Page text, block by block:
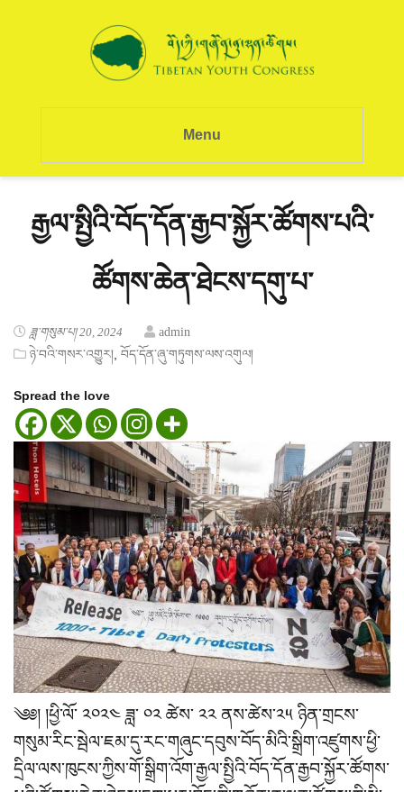
Menu
རྒྱལ་སྤྱིའི་བོད་དོན་རྒྱབ་སྐྱོར་ཚོགས་པའི་
ཚོགས་ཆེན་ཐེངས་དགུ་པ་
ཟླ་གསུམ་པ། 20, 2024
admin
ཉེ་བའི་གསར་འགྱུར། བོད་དོན་ཞུ་གཏུགས་ལས་འགུལ།
Spread the love
༄༅། །ཕྱི་ལོ་ ༢༠༢༤ ཟླ་ ༠༢ ཚེས་ ༢༢ ནས་ཚེས་༢༥ ཉིན་གྲངས་
གསུམ་རིང་སྦེལ་ཇམ་དུ་རང་གཞུང་དབུས་བོད་མིའི་སྒྲིག་འཛུགས་ཕྱི་
དྲིལ་ལས་ཁུངས་ཀྱིས་གོ་སྒྲིག་འོག་རྒྱལ་སྤྱིའི་བོད་དོན་རྒྱབ་སྐྱོར་ཚོགས་